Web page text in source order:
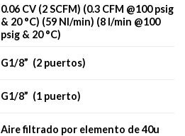
0.06 CV (2 SCFM) (0.3 CFM @100 psig
& 20 °C) (59 Nl/min) (8 l/min @100
psig & 20 °C)
G1/8” (2 puertos)
G1/8” (1 puerto)
Aire filtrado por elemento de 40u